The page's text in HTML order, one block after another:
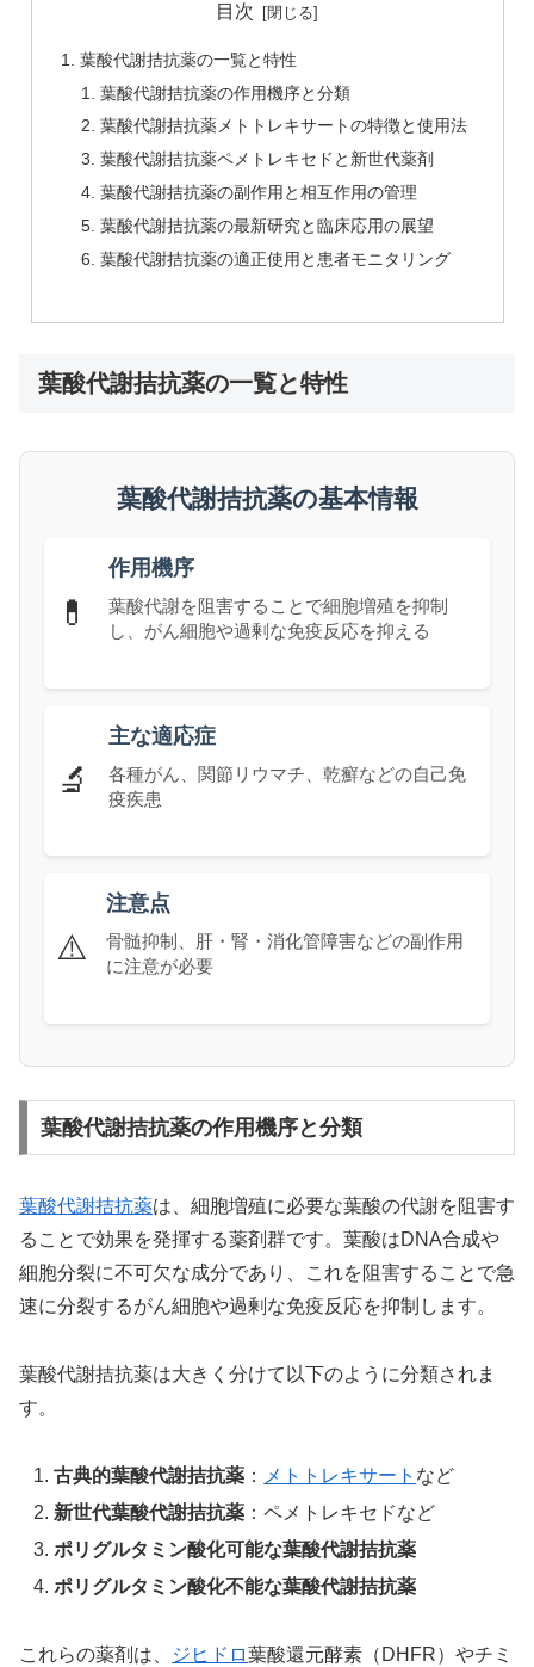
目次
葉酸代謝拮抗薬の一覧と特性
葉酸代謝拮抗薬の作用機序と分類
葉酸代謝拮抗薬メトトレキサートの特徴と使用法
葉酸代謝拮抗薬ペメトレキセドと新世代薬剤
葉酸代謝拮抗薬の副作用と相互作用の管理
葉酸代謝拮抗薬の最新研究と臨床応用の展望
葉酸代謝拮抗薬の適正使用と患者モニタリング
葉酸代謝拮抗薬の一覧と特性
葉酸代謝拮抗薬の基本情報
💊
作用機序
葉酸代謝を阻害することで細胞増殖を抑制
し、がん細胞や過剰な免疫反応を抑える
🔬
主な適応症
各種がん、関節リウマチ、乾癬などの自己免
疫疾患
⚠️
注意点
骨髄抑制、肝・腎・消化管障害などの副作用
に注意が必要
葉酸代謝拮抗薬の作用機序と分類
葉酸代謝拮抗薬は、細胞増殖に必要な葉酸の代謝を阻害す
ることで効果を発揮する薬剤群です。葉酸はDNA合成や
細胞分裂に不可欠な成分であり、これを阻害することで急
速に分裂するがん細胞や過剰な免疫反応を抑制します。
葉酸代謝拮抗薬は大きく分けて以下のように分類されま
す。
古典的葉酸代謝拮抗薬 ： メトトレキサート など
新世代葉酸代謝拮抗薬 ：ペメトレキセドなど
ポリグルタミン酸化可能な葉酸代謝拮抗薬
ポリグルタミン酸化不能な葉酸代謝拮抗薬
これらの薬剤は、 ジヒドロ葉酸還元酵素（DHFR）やチミ